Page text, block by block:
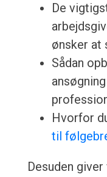
De
ønsker at
Sådan
Hvorfor
til
Desuden